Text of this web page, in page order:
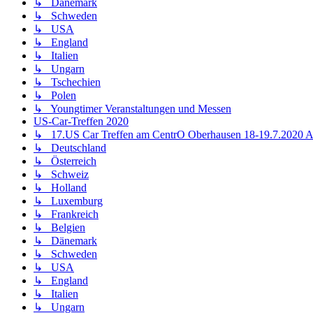
↳ Dänemark
↳ Schweden
↳ USA
↳ England
↳ Italien
↳ Ungarn
↳ Tschechien
↳ Polen
↳ Youngtimer Veranstaltungen und Messen
US-Car-Treffen 2020
↳ 17.US Car Treffen am CentrO Oberhausen 18-19.7.2020
↳ Deutschland
↳ Österreich
↳ Schweiz
↳ Holland
↳ Luxemburg
↳ Frankreich
↳ Belgien
↳ Dänemark
↳ Schweden
↳ USA
↳ England
↳ Italien
↳ Ungarn